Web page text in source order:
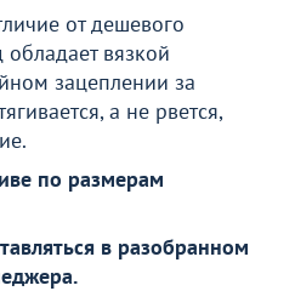
от дешевого
вязкой
зацеплении за
а не рвется,
по размерам
в разобранном
чехол на 10 стульев, черный,